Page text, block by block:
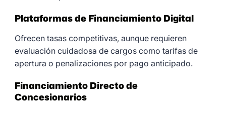
Plataformas de Financiamiento Digital
Ofrecen tasas competitivas, aunque requieren
evaluación cuidadosa de cargos como tarifas de
apertura o penalizaciones por pago anticipado.
Financiamiento Directo de
Concesionarios